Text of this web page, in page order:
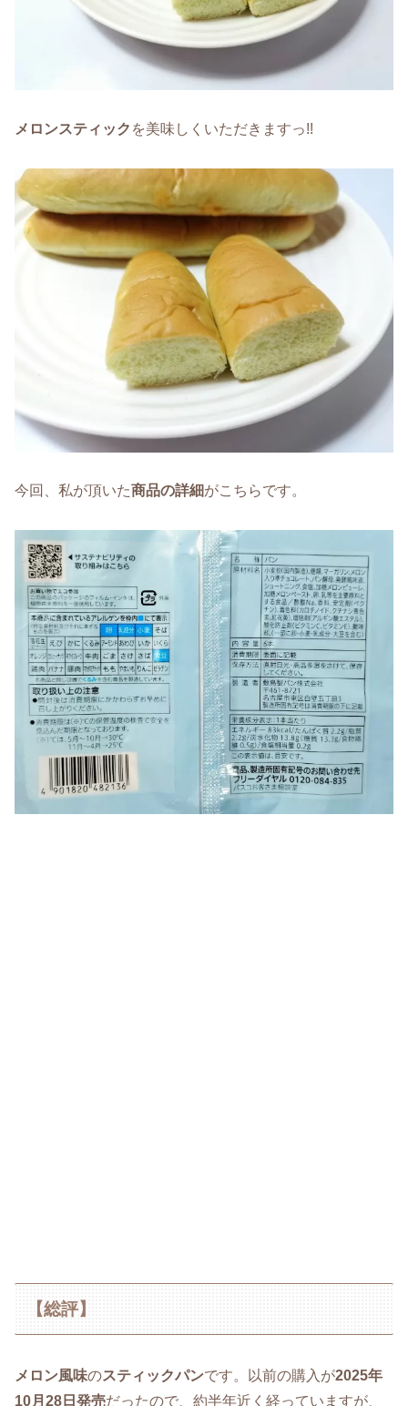
メロンスティック を美味しくいただきますっ!!
今回、私が頂いた商品の詳細がこちらです。
【総評】
メロン風味のスティックパンです。以前の購入が2025年
10月28日発売だったので、約半年近く経っていますが、